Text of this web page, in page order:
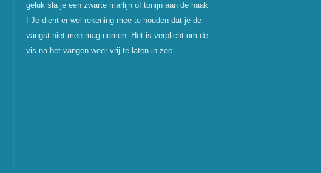
geluk sla je een zwarte marlijn of tonijn aan de haak
! Je dient er wel rekening mee te houden dat je de
vangst niet mee mag nemen. Het is verplicht om de
vis na het vangen weer vrij te laten in zee.